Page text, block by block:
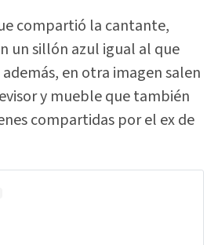
compartió la cantante,
un sillón azul igual al que
en otra imagen salen
y mueble que también
compartidas por el ex de